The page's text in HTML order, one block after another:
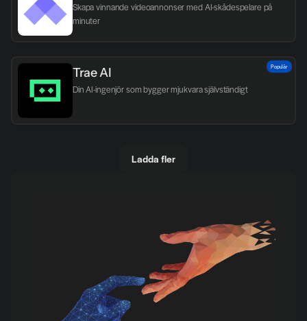
Skapa vinnande videoannonser med AI-skådespelare på
minuter
Trae AI
Din AI-ingenjör som bygger mjukvara självständigt
Populär
Ladda fler